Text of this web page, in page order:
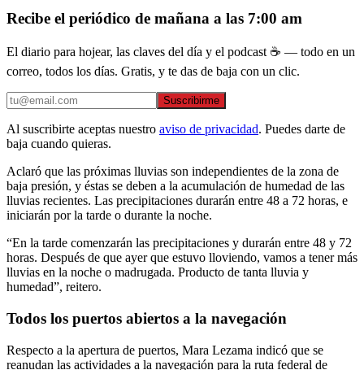
Recibe el periódico de mañana a las 7:00 am
El diario para hojear, las claves del día y el podcast ☕ — todo en un
correo, todos los días. Gratis, y te das de baja con un clic.
Suscribirme
Al suscribirte aceptas nuestro aviso de privacidad. Puedes darte de
baja cuando quieras.
Aclaró que las próximas lluvias son independientes de la zona de
baja presión, y éstas se deben a la acumulación de humedad de las
lluvias recientes. Las precipitaciones durarán entre 48 a 72 horas, e
iniciarán por la tarde o durante la noche.
“En la tarde comenzarán las precipitaciones y durarán entre 48 y 72
horas. Después de que ayer que estuvo lloviendo, vamos a tener más
lluvias en la noche o madrugada. Producto de tanta lluvia y
humedad”, reitero.
Todos los puertos abiertos a la navegación
Respecto a la apertura de puertos, Mara Lezama indicó que se
reanudan las actividades a la navegación para la ruta federal de